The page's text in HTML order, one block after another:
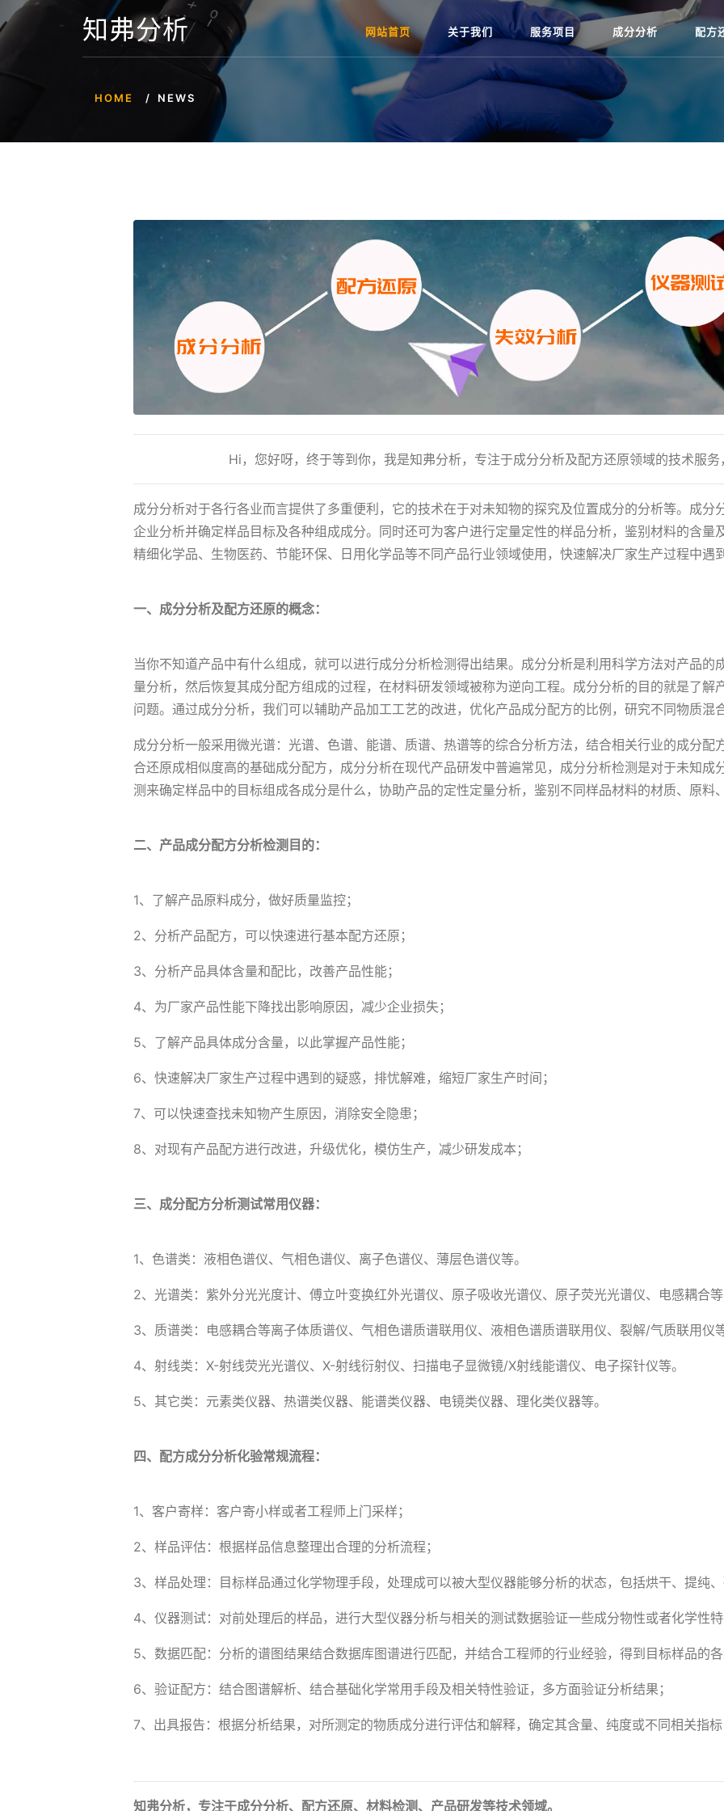
知弗分析 网站首页 关于我们 服务项目 成分分析 配方
HOME NEWS
Hi，您好呀，终于等到你，我是知弗分析，专注于成分分析及配方还原领域的技术服
成分分析对于各行各业而言提供了多重便利，它的技术在于对未知物的探究及位置成分的分析等。成分
企业分析并确定样品目标及各种组成成分。同时还可为客户进行定量定性的样品分析，鉴别材料的含量
精细化学品、生物医药、节能环保、日用化学品等不同产品行业领域使用，快速解决厂家生产过程中遇
一、成分分析及配方还原的概念：
当你不知道产品中有什么组成，就可以进行成分分析检测得出结果。成分分析是利用科学方法对产品的
量分析，然后恢复其成分配方组成的过程，在材料研发领域被称为逆向工程。成分分析的目的就是了解
问题。通过成分分析，我们可以辅助产品加工工艺的改进，优化产品成分配方的比例，研究不同物质混合
成分分析一般采用微光谱：光谱、色谱、能谱、质谱、热谱等的综合分析方法，结合相关行业的成分配
合还原成相似度高的基础成分配方，成分分析在现代产品研发中普遍常见，成分分析检测是对于未知成
测来确定样品中的目标组成各成分是什么，协助产品的定性定量分析，鉴别不同样品材料的材质、原料
二、产品成分配方分析检测目的：
1、了解产品原料成分，做好质量监控；
2、分析产品配方，可以快速进行基本配方还原；
3、分析产品具体含量和配比，改善产品性能；
4、为厂家产品性能下降找出影响原因，减少企业损失；
5、了解产品具体成分含量，以此掌握产品性能；
6、快速解决厂家生产过程中遇到的疑惑，排忧解难，缩短厂家生产时间；
7、可以快速查找未知物产生原因，消除安全隐患；
8、对现有产品配方进行改进，升级优化，模仿生产，减少研发成本；
三、成分配方分析测试常用仪器：
1、色谱类：液相色谱仪、气相色谱仪、离子色谱仪、薄层色谱仪等。
2、光谱类：紫外分光光度计、傅立叶变换红外光谱仪、原子吸收光谱仪、原子荧光光谱仪、电感耦合等
3、质谱类：电感耦合等离子体质谱仪、气相色谱质谱联用仪、液相色谱质谱联用仪、裂解/气质联用仪等
4、射线类：X-射线荧光光谱仪、X-射线衍射仪、扫描电子显微镜/X射线能谱仪、电子探针仪等。
5、其它类：元素类仪器、热谱类仪器、能谱类仪器、电镜类仪器、理化类仪器等。
四、配方成分分析化验常规流程：
1、客户寄样：客户寄小样或者工程师上门采样；
2、样品评估：根据样品信息整理出合理的分析流程；
3、样品处理：目标样品通过化学物理手段，处理成可以被大型仪器能够分析的状态，包括烘干、提纯
4、仪器测试：对前处理后的样品，进行大型仪器分析与相关的测试数据验证一些成分物性或者化学性特
5、数据匹配：分析的谱图结果结合数据库图谱进行匹配，并结合工程师的行业经验，得到目标样品的
6、验证配方：结合图谱解析、结合基础化学常用手段及相关特性验证，多方面验证分析结果；
7、出具报告：根据分析结果，对所测定的物质成分进行评估和解释，确定其含量、纯度或不同相关指标
知弗分析，专注于成分分析、配方还原、材料检测、产品研发等技术领域。